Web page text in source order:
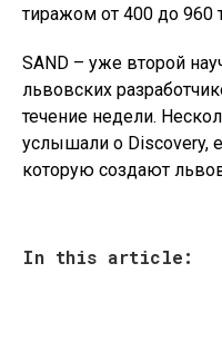
тиражом от 400 до 960
SAND – уже второй
львовских
течение недели.
услышали о Discovery,
которую создают
In this article: